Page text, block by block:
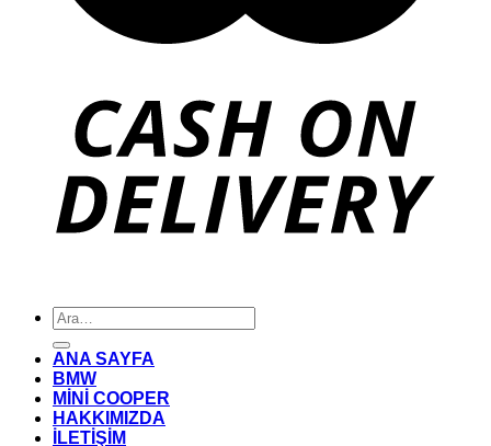
Ara:
ANA SAYFA
BMW
MİNİ COOPER
HAKKIMIZDA
İLETİŞİM